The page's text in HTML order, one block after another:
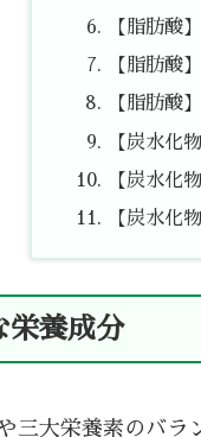
【脂肪酸
【脂肪酸
【脂肪酸
【炭水化
【炭水化
【炭水化
栄養成分
三大栄養素のバラ